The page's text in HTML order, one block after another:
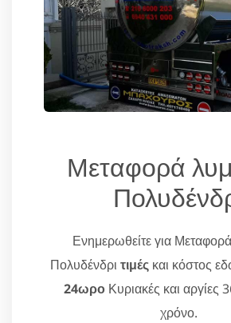
Μεταφορά
Ενημερωθείτε για
Πολυδένδρι τιμέςκαι κόστος
24ωροΚυριακές και αργίες
χρόνο.